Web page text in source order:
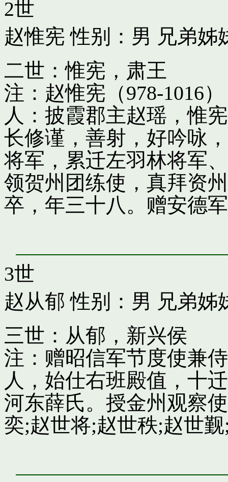
2世
赵惟宪 性别：男 兄弟姊
二世：惟宪，肃王
注：赵惟宪（978-1016
人：披霞郡主赵瑶，惟
长修谨，善射，好吟咏
将军，累迁左羽林将军
领贺州团练使，真拜资
卒，年三十八。赠安德
3世
赵从郁 性别：男 兄弟姊
三世：从郁，新兴侯
注：赠昭信军节度使兼
人，始仕右班殿值，十
河东薛氏。授金州观察
奕;赵世将;赵世秩;赵世